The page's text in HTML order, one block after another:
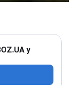
у